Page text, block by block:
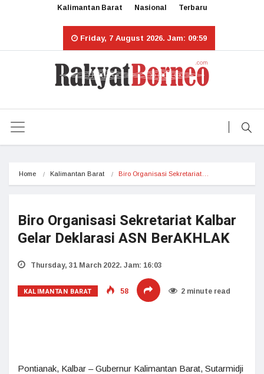
Kalimantan Barat Nasional Terbaru
Friday, 7 August 2026. Jam: 09:59
Home Kalimantan Barat Biro Organisasi Sekretariat…
Biro Organisasi Sekretariat Kalbar
Gelar Deklarasi ASN BerAKHLAK
Thursday, 31 March 2022. Jam: 16:03
KALIMANTAN BARAT 58 2 minute read
Pontianak, Kalbar – Gubernur Kalimantan Barat, Sutarmidji